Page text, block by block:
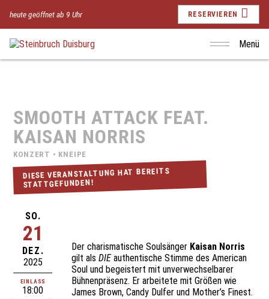
Menü
heute geöffnet ab 9 Uhr RESERVIEREN
SMOOTH ATTACK FEAT.
KAISAN NORRIS
KONZERT • KNEIPE
DIESE VERANSTALTUNG HAT BEREITS
STATTGEFUNDEN!
SO.
21
DEZ.
2025
EINLASS
18:00
Der charismatische Soulsänger Kaisan Norris
gilt alsDIEauthentische Stimme des American
Soul und begeistert mit unverwechselbarer
Bühnenpräsenz. Er arbeitete mit Größen wie
James Brown, Candy Dulfer und Mother’s Finest.